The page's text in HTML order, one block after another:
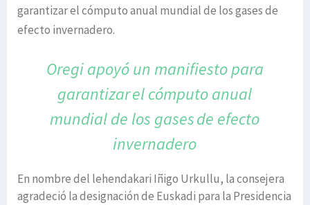
garantizar el cómputo anual mundial de los gases de
efecto invernadero.
Oregi apoyó un manifiesto para
garantizarel cómputo anual
mundial de los gasesde efecto
invernadero
En nombre del lehendakari Iñigo Urkullu, la consejera
agradeció la designación de Euskadi para la Presidencia